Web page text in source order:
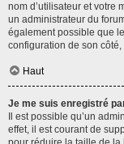
nom d’utilisateur et votre
un administrateur du
également possible que
configuration de son côté,
Haut
Je me suis enregistré
Il est possible qu’un
effet, il est courant de